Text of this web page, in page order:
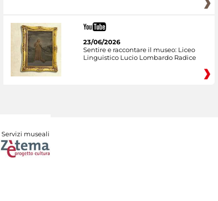
23/06/2026
Sentire e raccontare il museo: Liceo
Linguistico Lucio Lombardo Radice
Servizi museali